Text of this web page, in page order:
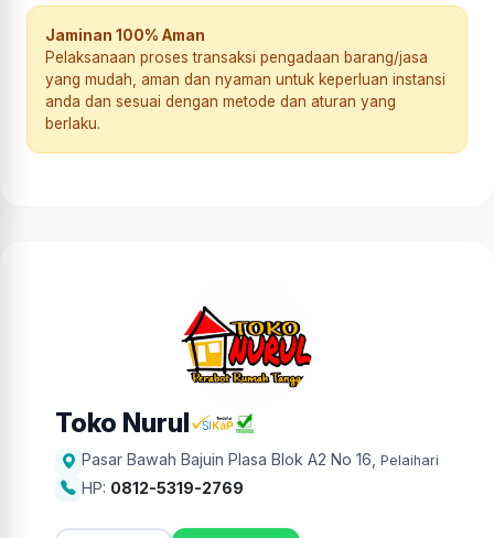
Jaminan 100% Aman
Pelaksanaan proses transaksi pengadaan barang/jasa
yang mudah, aman dan nyaman untuk keperluan instansi
anda dan sesuai dengan metode dan aturan yang
berlaku.
Toko Nurul
Pasar Bawah Bajuin Plasa Blok A2 No 16 Pelaihari
HP: 0812-5319-2769